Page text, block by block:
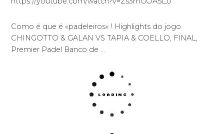
Como é que é «padeleiros» ! Highlights do jogo
CHINGOTTO & GALAN VS TAPIA & COELLO, FINAL,
Premier Padel Banco de …